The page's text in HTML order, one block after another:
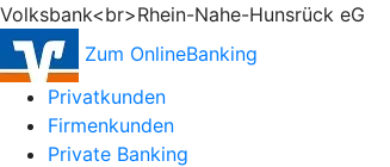
Volksbank<br>Rhein-Nahe-Hunsrück eG
Zum OnlineBanking
Privatkunden
Firmenkunden
Private Banking